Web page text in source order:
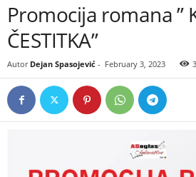
Promocija romana ”
ČESTITKA”
Autor Dejan Spasojević - February 3, 2023